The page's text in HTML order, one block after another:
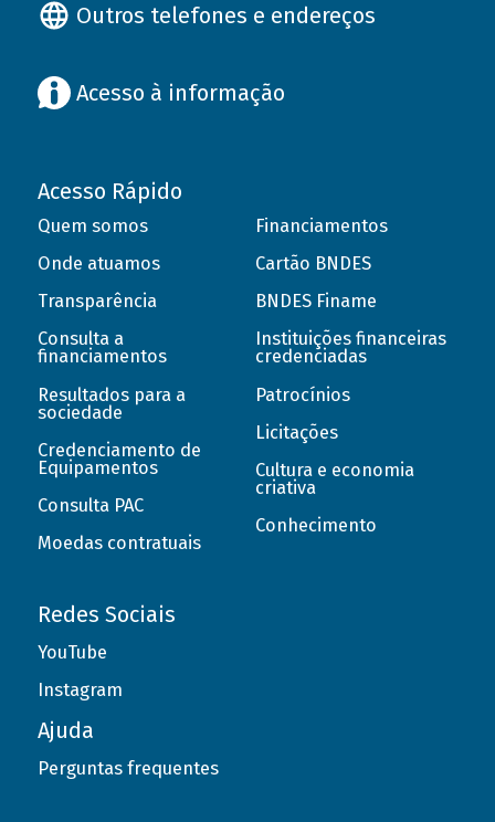
Outros telefones e endereços
Acesso à informação
Acesso Rápido
Quem somos
Onde atuamos
Transparência
Consulta a
financiamentos
Resultados para a
sociedade
Credenciamento de
Equipamentos
Consulta PAC
Moedas contratuais
Financiamentos
Cartão BNDES
BNDES Finame
Instituições financeiras
credenciadas
Patrocínios
Licitações
Cultura e economia
criativa
Conhecimento
Redes Sociais
YouTube
Instagram
Ajuda
Perguntas frequentes